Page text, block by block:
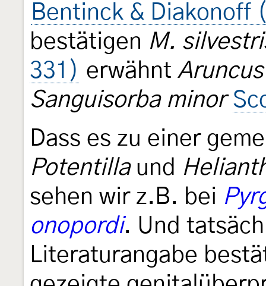
Bentinck & Diakonoff
bestätigen M.
331) erwähnt
Sanguisorba minor
Dass es zu einer
Potentillaund
sehen wir z.B. bei
onopordi. Und
Literaturangabe